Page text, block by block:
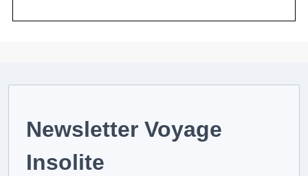
Newsletter Voyage
Insolite